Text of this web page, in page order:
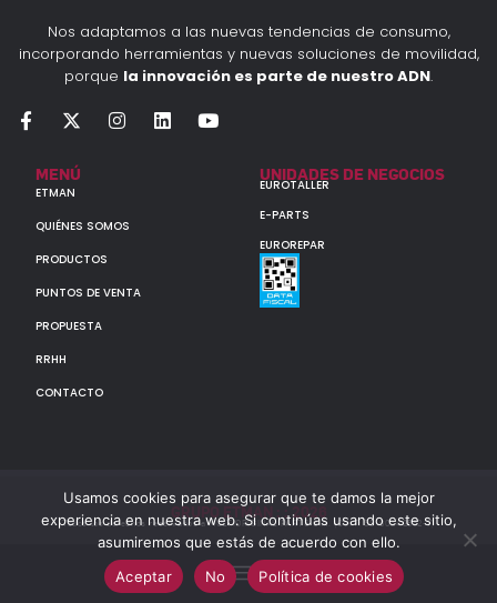
Nos adaptamos a las nuevas tendencias de consumo,
incorporando herramientas y nuevas soluciones de movilidad,
porque la innovación es parte de nuestro ADN.
MENÚ
ETMAN
QUIÉNES SOMOS
PRODUCTOS
PUNTOS DE VENTA
PROPUESTA
RRHH
CONTACTO
UNIDADES DE NEGOCIOS
EUROTALLER
E-PARTS
EUROREPAR
GRUPO ETMAN : : 2026
Todos los derechos reservados a MULTIORIGINAL PARTS S.A. (CUIT: 30-60142852-7)
Usamos cookies para asegurar que te damos la mejor
experiencia en nuestra web. Si continúas usando este sitio,
asumiremos que estás de acuerdo con ello.
Aceptar
No Política de cookies